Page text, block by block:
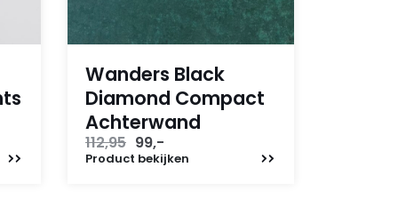
Wanders Black
Diamond Compact
Achterwand
112,95 Oorspronkelijke
prijs
99,-
prijs
Product bekijken